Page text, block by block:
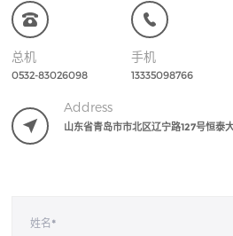
总机
0532-83026098
手机
13335098766
Address
山东省青岛市市北区辽宁路127号恒泰